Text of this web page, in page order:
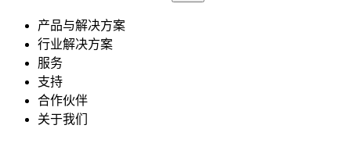
产品与解决方案
行业解决方案
服务
支持
合作伙伴
关于我们